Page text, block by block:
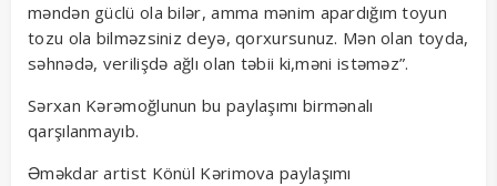
məndən güclü ola bilər, amma mənim apardığım toyun
tozu ola bilməzsiniz deyə, qorxursunuz. Mən olan toyda,
səhnədə, verilişdə ağlı olan təbii ki,məni istəməz”.
Sərxan Kərəmoğlunun bu paylaşımı birmənalı
qarşılanmayıb.
Əməkdar artist Könül Kərimova paylaşımı